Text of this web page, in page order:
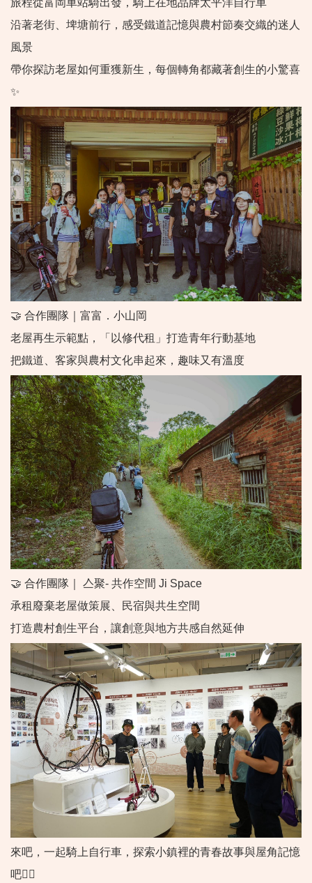
沿著老街、埤塘前行，感受鐵道記憶與農村節奏交織的迷人
風景
帶你探訪老屋如何重獲新生，每個轉角都藏著創生的小驚喜
✨
🤝 合作團隊｜富富．小山岡
老屋再生示範點，「以修代租」打造青年行動基地
把鐵道、客家與農村文化串起來，趣味又有溫度
🤝 合作團隊｜ 亼聚- 共作空間 Ji Space
承租廢棄老屋做策展、民宿與共生空間
打造農村創生平台，讓創意與地方共感自然延伸
來吧，一起騎上自行車，探索小鎮裡的青春故事與屋角記憶
吧🚴‍♀️